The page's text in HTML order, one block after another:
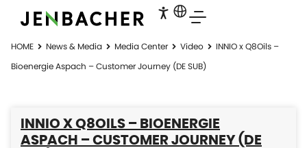
HOME News & Media Media Center Video
INNIO x Q8Oils –
Bioenergie Aspach – Customer Journey (DE SUB)
INNIO X Q8OILS – BIOENERGIE
ASPACH – CUSTOMER JOURNEY (DE